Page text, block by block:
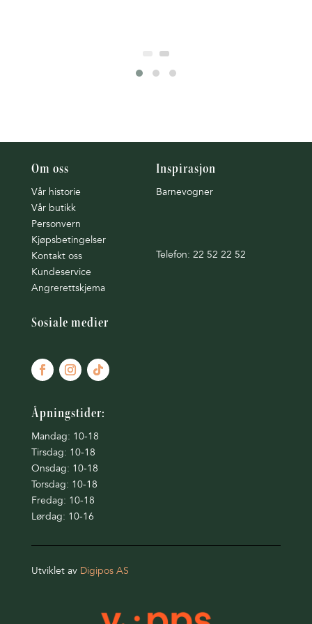
kan
velges
Om oss
Vår historie
Vår butikk
Personvern
Kjøpsbetingelser
Kontakt oss
Kundeservice
Angrerettskjema
Inspirasjon
Barnevogner
Telefon: 22 52 22 52
Sosiale medier
Åpningstider:
Mandag: 10-18
Tirsdag: 10-18
Onsdag: 10-18
Torsdag: 10-18
Fredag: 10-18
Lørdag: 10-16
Utviklet av Digipos AS